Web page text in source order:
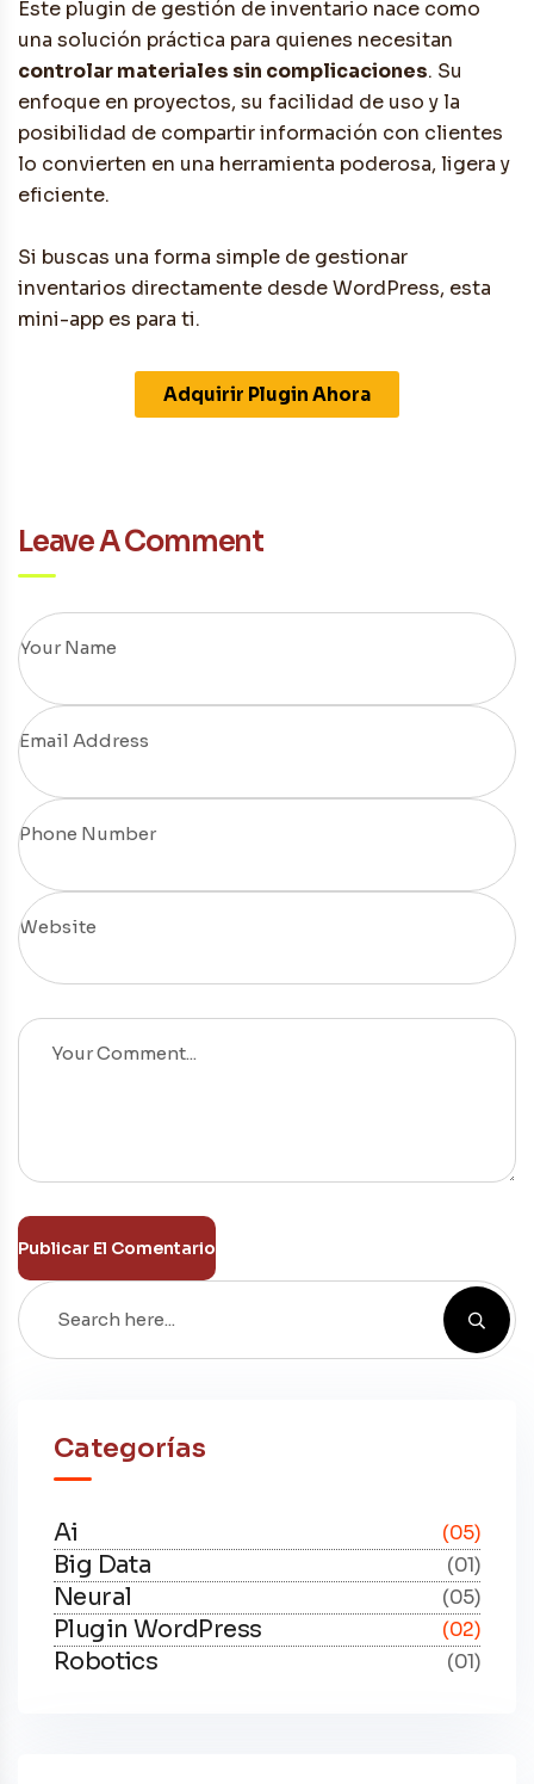
Este plugin de gestión de inventario nace como
una solución práctica para quienes necesitan
controlar materiales sin complicaciones. Su
enfoque en proyectos, su facilidad de uso y la
posibilidad de compartir información con clientes
lo convierten en una herramienta poderosa, ligera y
eficiente.
Si buscas una forma simple de gestionar
inventarios directamente desde WordPress, esta
mini-app es para ti.
Adquirir Plugin Ahora
Leave A Comment
Publicar El Comentario
Categorías
Ai (05)
Big Data (01)
Neural (05)
Plugin WordPress (02)
Robotics (01)